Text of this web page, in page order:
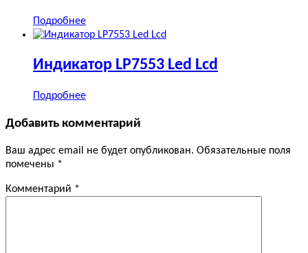
Подробнее
Индикатор LP7553 Led Lcd
Подробнее
Добавить комментарий
Ваш адрес email не будет опубликован. Обязательные поля
помечены *
Комментарий *